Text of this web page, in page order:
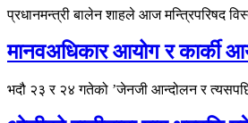
प्रधानमन्त्री बालेन शाहले आज मन्त्रिपरिषद
मानवअधिकार आयोग र कार्की
भदौ २३ र २४ गतेको ’जेनजी आन्दोलन र त्यसपछि